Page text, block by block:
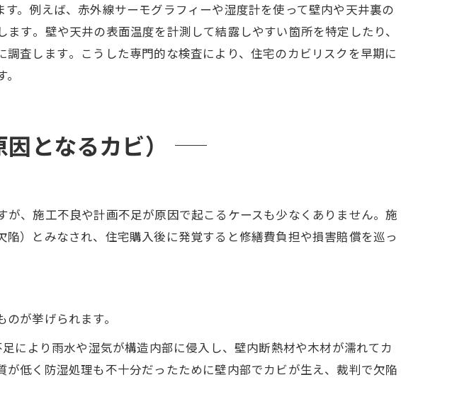
。例えば、赤外線サーモグラフィーや湿度計を使って壁内や天井裏の
す​。壁や天井の表面温度を計測して結露しやすい箇所を特定したり、
査します​。こうした専門的な検査により、住宅のカビリスクを早期に
となるカビ）
、施工不良や計画不足が原因で起こるケースも少なくありません。施
）とみなされ、住宅購入後に発覚すると修繕費負担や損害賠償を巡っ
が挙げられます。
により雨水や湿気が構造内部に侵入し、壁内断熱材や木材が濡れてカ
低く防湿処理も不十分だったために壁内部でカビが生え、裁判で欠陥